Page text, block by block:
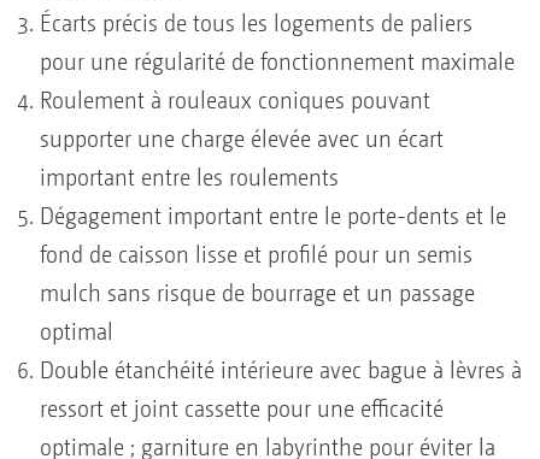
Écarts précis de tous les logements de paliers
pour une régularité de fonctionnement maximale
Roulement à rouleaux coniques pouvant
supporter une charge élevée avec un écart
important entre les roulements
Dégagement important entre le porte-dents et le
fond de caisson lisse et profilé pour un semis
mulch sans risque de bourrage et un passage
optimal
Double étanchéité intérieure avec bague à lèvres à
ressort et joint cassette pour une efficacité
optimale ; garniture en labyrinthe pour éviter la